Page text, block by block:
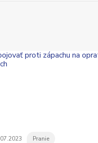
07.2023 Pranie